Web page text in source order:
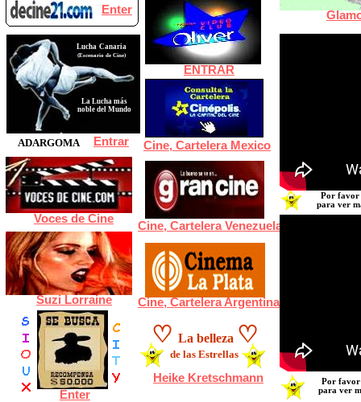
Cine, Cartelera Argentina
Cine, Cartelera Mexico
Cine, Cartelera Venezuela
ENTRAR
Por
para ver
Por favor
para ver
♡ La belleza ♡
de las Estrellas
Heike Kretschmann
Enter
Suzi Lorraine
Voces de Cine
grandes actores y actrices tras sus
locuciones
ADARGOMA
Lucha Canaria
(Escenario de Cine)
La Lucha más
noble del Mundo
Entrar
Enter